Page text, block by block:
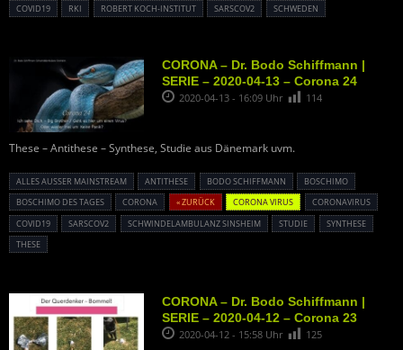
COVID19
RKI ROBERT KOCH-INSTITUT SARSCOV2 SCHWEDEN
CORONA – Dr. Bodo Schiffmann |
SERIE – 2020-04-13 – Corona 24
2020-04-13 - 16:09 Uhr 114
These – Antithese – Synthese, Studie aus Dänemark uvm.
ALLES AUSSER MAINSTREAM ANTITHESE BODO SCHIFFMANN
BOSCHIMO
BOSCHIMO DES TAGES
CORONA « ZURÜCK CORONA VIRUS
CORONAVIRUS
COVID19
SARSCOV2 SCHWINDELAMBULANZ SINSHEIM STUDIE
SYNTHESE
THESE
CORONA – Dr. Bodo Schiffmann |
SERIE – 2020-04-12 – Corona 23
2020-04-12 - 15:58 Uhr 125